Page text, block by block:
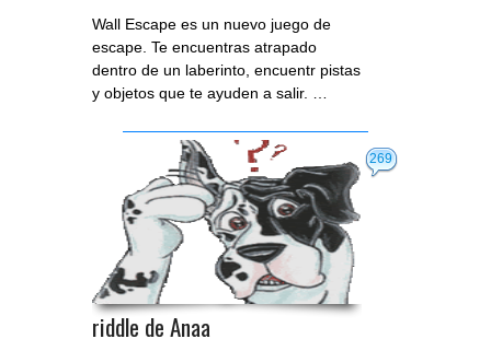
Wall Escape es un nuevo juego de
escape. Te encuentras atrapado
dentro de un laberinto, encuentr pistas
y objetos que te ayuden a salir. …
269
riddle de Anaa